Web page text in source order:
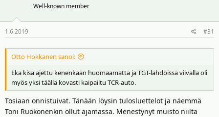
Well-known member
1.6.2019 #31
Otto Hokkanen sanoi:
Eka kisa ajettu kenenkään huomaamatta ja TGT-lähdöissä viivalla oli
myös yksi täällä kovasti kaipailtu TCR-auto.
Tosiaan onnistuivat. Tänään löysin tulosluettelot ja näemmä
Toni Ruokonenkin ollut ajamassa. Menestynyt muisto niiltä